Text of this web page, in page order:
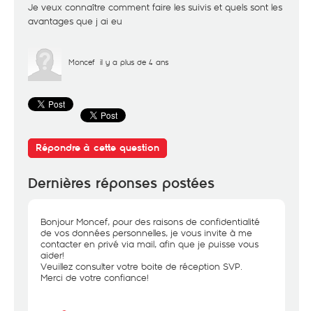
Je veux connaître comment faire les suivis et quels sont les
avantages que j ai eu
Moncef il y a plus de 4 ans
Répondre à cette question
Dernières réponses postées
Bonjour Moncef, pour des raisons de confidentialité
de vos données personnelles, je vous invite à me
contacter en privé via mail, afin que je puisse vous
aider!
Veuillez consulter votre boite de réception SVP.
Merci de votre confiance!